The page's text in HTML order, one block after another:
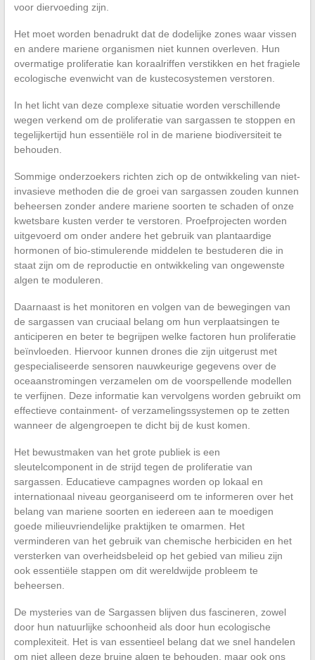
voor diervoeding zijn.
Het moet worden benadrukt dat de dodelijke zones waar vissen
en andere mariene organismen niet kunnen overleven. Hun
overmatige proliferatie kan koraalriffen verstikken en het fragiele
ecologische evenwicht van de kustecosystemen verstoren.
In het licht van deze complexe situatie worden verschillende
wegen verkend om de proliferatie van sargassen te stoppen en
tegelijkertijd hun essentiële rol in de mariene biodiversiteit te
behouden.
Sommige onderzoekers richten zich op de ontwikkeling van niet-
invasieve methoden die de groei van sargassen zouden kunnen
beheersen zonder andere mariene soorten te schaden of onze
kwetsbare kusten verder te verstoren. Proefprojecten worden
uitgevoerd om onder andere het gebruik van plantaardige
hormonen of bio-stimulerende middelen te bestuderen die in
staat zijn om de reproductie en ontwikkeling van ongewenste
algen te moduleren.
Daarnaast is het monitoren en volgen van de bewegingen van
de sargassen van cruciaal belang om hun verplaatsingen te
anticiperen en beter te begrijpen welke factoren hun proliferatie
beïnvloeden. Hiervoor kunnen drones die zijn uitgerust met
gespecialiseerde sensoren nauwkeurige gegevens over de
oceaanstromingen verzamelen om de voorspellende modellen
te verfijnen. Deze informatie kan vervolgens worden gebruikt om
effectieve containment- of verzamelingssystemen op te zetten
wanneer de algengroepen te dicht bij de kust komen.
Het bewustmaken van het grote publiek is een
sleutelcomponent in de strijd tegen de proliferatie van
sargassen. Educatieve campagnes worden op lokaal en
internationaal niveau georganiseerd om te informeren over het
belang van mariene soorten en iedereen aan te moedigen
goede milieuvriendelijke praktijken te omarmen. Het
verminderen van het gebruik van chemische herbiciden en het
versterken van overheidsbeleid op het gebied van milieu zijn
ook essentiële stappen om dit wereldwijde probleem te
beheersen.
De mysteries van de Sargassen blijven dus fascineren, zowel
door hun natuurlijke schoonheid als door hun ecologische
complexiteit. Het is van essentieel belang dat we snel handelen
om niet alleen deze bruine algen te behouden, maar ook ons